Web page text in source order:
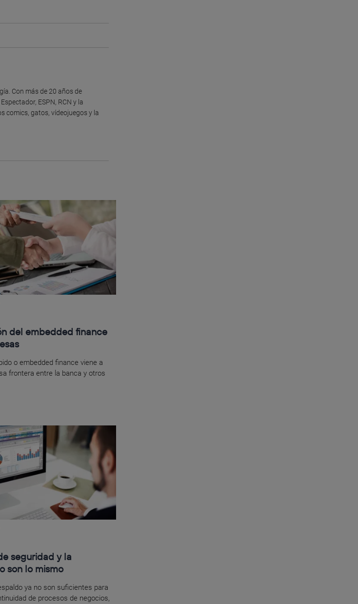
Con más de 20 años de
ESPN, RCN y la
comics, gatos, vídeojuegos y la
del embedded finance
o embedded finance viene a
frontera entre la banca y otros
seguridad y la
son lo mismo
ya no son suficientes para
de procesos de negocios,